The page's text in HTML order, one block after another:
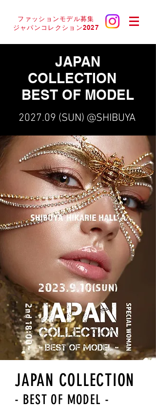
ファッションモデル募集
ジャパンコレクション2027
JAPAN
COLLECTION
BEST OF MODEL
2027.09 (SUN) @SHIBUYA
JAPAN COLLECTION​
​- BEST OF MODEL -